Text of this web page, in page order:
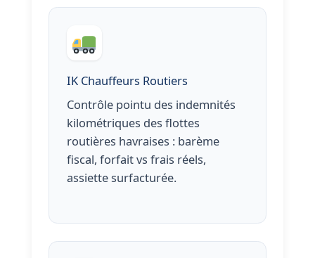
IK Chauffeurs Routiers
Contrôle pointu des indemnités
kilométriques des flottes
routières havraises : barème
fiscal, forfait vs frais réels,
assiette surfacturée.